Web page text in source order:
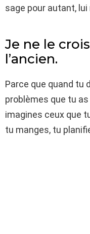
sage pour autant, lui
Je ne le
l’ancien.
Parce que quand tu
problèmes que tu
imagines ceux que
tu manges, tu